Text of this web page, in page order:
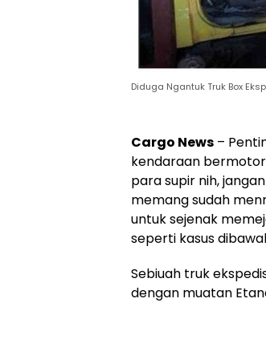
Diduga Ngantuk Truk Box
Cargo News –
kendaraan
para supir nih,
memang sudah
untuk sejenak
seperti kasus
Sebiuah truk
dengan muatan